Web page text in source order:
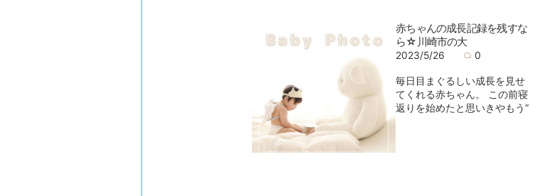
赤ちゃんの成長記録を残すな
ら☆川崎市の大
2023/5/26 0
毎日目まぐるしい成長を見せ
てくれる赤ちゃん。 この前寝
返りを始めたと思いきやもう”